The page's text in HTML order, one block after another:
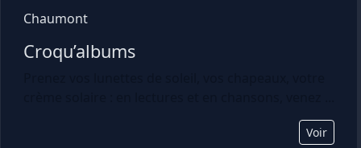
Chaumont
Croqu’albums
Voir